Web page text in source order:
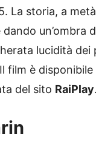
La storia, a
un’ombra
lucidità dei
è
del sito RaiPlay.